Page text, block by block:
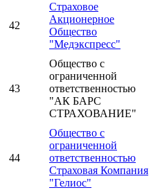
42
Страховое
Акционерное
Общество
"Медэкспресс"
43
Общество с
ограниченной
ответственностью
"АК БАРС
СТРАХОВАНИЕ"
44
Общество с
ограниченной
ответственностью
Страховая Компания
"Гелиос"